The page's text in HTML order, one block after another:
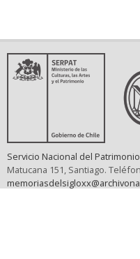
Servicio Nacional del
Matucana 151, Santiago.